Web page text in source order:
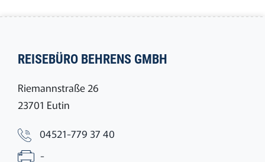
REISEBÜRO BEHRENS GMBH
Riemannstraße 26
23701 Eutin
04521-779 37 40
-